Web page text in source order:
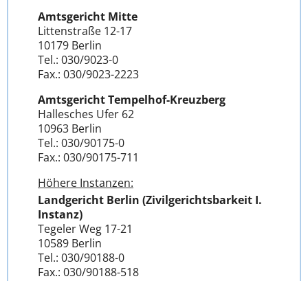
Amtsgericht Mitte
Littenstraße 12-17
10179 Berlin
Tel.: 030/9023-0
Fax.: 030/9023-2223
Amtsgericht Tempelhof-Kreuzberg
Hallesches Ufer 62
10963 Berlin
Tel.: 030/90175-0
Fax.: 030/90175-711
Höhere Instanzen:
Landgericht Berlin (Zivilgerichtsbarkeit I.
Instanz)
Tegeler Weg 17-21
10589 Berlin
Tel.: 030/90188-0
Fax.: 030/90188-518